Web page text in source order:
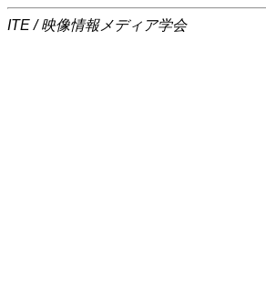
ITE / 映像情報メディア学会